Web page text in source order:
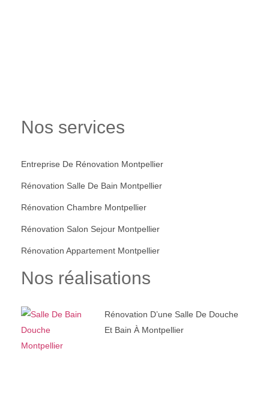
Nos services
Entreprise De Rénovation Montpellier
Rénovation Salle De Bain Montpellier
Rénovation Chambre Montpellier
Rénovation Salon Sejour Montpellier
Rénovation Appartement Montpellier
Nos réalisations
Rénovation D’une Salle De Douche
Et Bain À Montpellier